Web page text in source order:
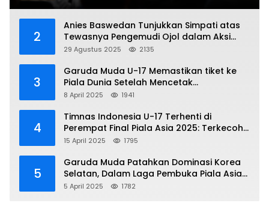
2
Anies Baswedan Tunjukkan Simpati atas
Tewasnya Pengemudi Ojol dalam Aksi
Demo
29 Agustus 2025 2135
3
Garuda Muda U-17 Memastikan tiket ke
Piala Dunia Setelah Mencetak
Kemenangan Gemilang atas Yaman 4-1 di
8 April 2025 1941
4
Timnas Indonesia U-17 Terhenti di
Perempat Final Piala Asia 2025: Terkecoh
Korea Utara
15 April 2025 1795
5
Garuda Muda Patahkan Dominasi Korea
Selatan, Dalam Laga Pembuka Piala Asia
2025 U-17
5 April 2025 1782